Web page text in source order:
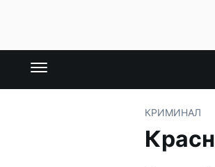
КРИМИНАЛ